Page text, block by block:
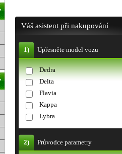
Váš asistent při nakupování
1) Upřesněte model vozu
Dedra
Delta
Flavia
Kappa
Lybra
2) Průvodce parametry